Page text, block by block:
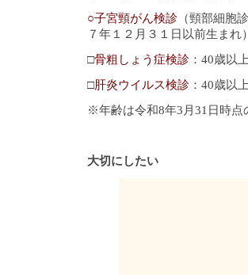
○子宮頸がん検診 （頸部細胞
７年１２月３１日以前生まれ）
□骨粗しょう症検診 ：40歳以上
□肝炎ウイルス検診 ：40歳以
※年齢は令和8年3月31日時点
大切にしたい